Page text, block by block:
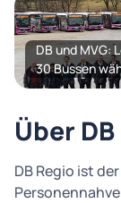
DB und MVG:
30 Bussen
Über
DB Regio ist